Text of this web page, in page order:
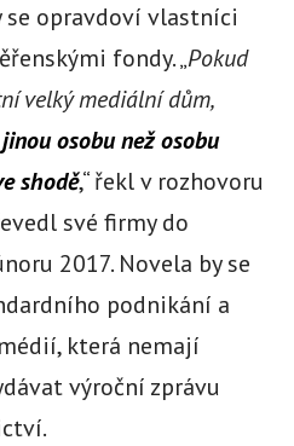
opravdoví vlastníci
fondy. „Pokud
velký mediální dům,
osobu než osobu
shodě,“ řekl v rozhovoru
své firmy do
2017. Novela by se
podnikání a
která nemají
výroční zprávu